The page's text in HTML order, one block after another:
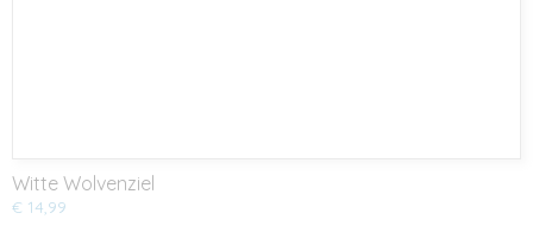
Witte Wolvenziel
€ 14,99